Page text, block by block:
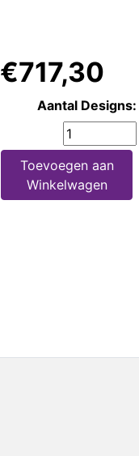
€717,30
Aantal Designs:
Toevoegen aan
Winkelwagen